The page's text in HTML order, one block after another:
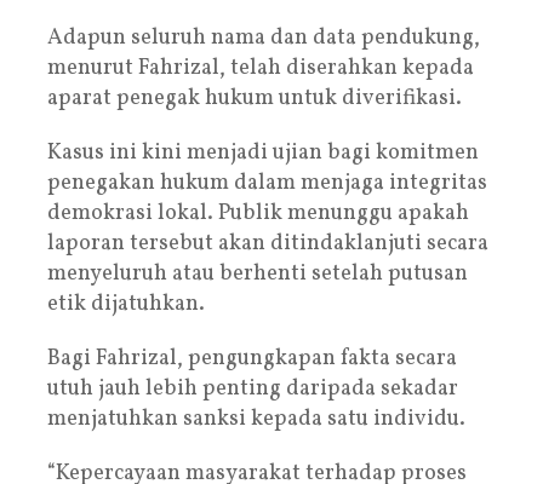
Adapun seluruh nama dan data pendukung,
menurut Fahrizal, telah diserahkan kepada
aparat penegak hukum untuk diverifikasi.
Kasus ini kini menjadi ujian bagi komitmen
penegakan hukum dalam menjaga integritas
demokrasi lokal. Publik menunggu apakah
laporan tersebut akan ditindaklanjuti secara
menyeluruh atau berhenti setelah putusan
etik dijatuhkan.
Bagi Fahrizal, pengungkapan fakta secara
utuh jauh lebih penting daripada sekadar
menjatuhkan sanksi kepada satu individu.
“Kepercayaan masyarakat terhadap proses